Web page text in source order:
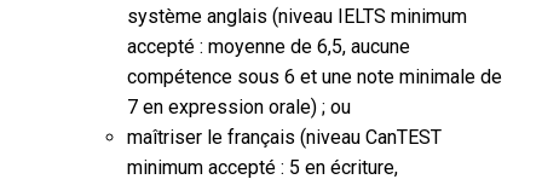
système anglais (niveau IELTS minimum
accepté : moyenne de 6,5, aucune
compétence sous 6 et une note minimale de
7 en expression orale) ; ou
maîtriser le français (niveau CanTEST
minimum accepté : 5 en écriture,